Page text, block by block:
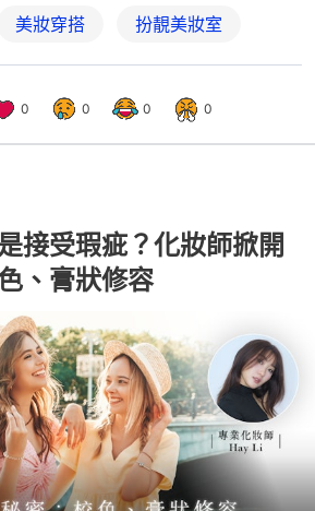
美妝穿搭 扮靚美妝室
0 0 0 0
接受瑕疵？化妝師掀開
、膏狀修容